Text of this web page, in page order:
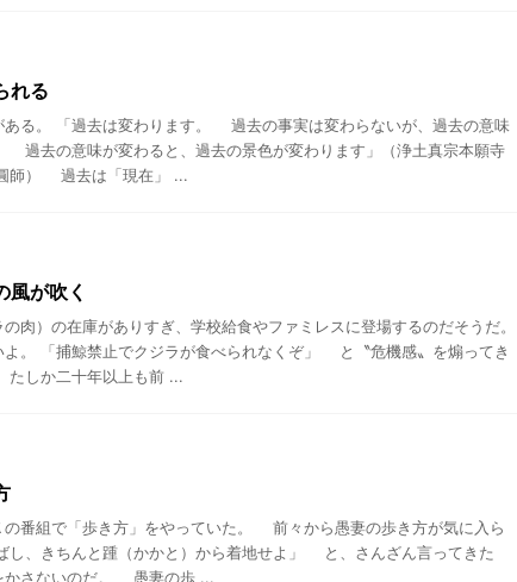
れる
る。 「過去は変わります。 過去の事実は変わらないが、過去の意味
過去の意味が変わると、過去の景色が変わります」（浄土真宗本願寺
師） 過去は「現在」 ...
風が吹く
肉）の在庫がありすぎ、学校給食やファミレスに登場するのだそうだ。
。 「捕鯨禁止でクジラが食べられなくぞ」 と〝危機感〟を煽ってき
しか二十年以上も前 ...
番組で「歩き方」をやっていた。 前々から愚妻の歩き方が気に入ら
し、きちんと踵（かかと）から着地せよ」 と、さんざん言ってきた
かさないのだ。 愚妻の歩 ...